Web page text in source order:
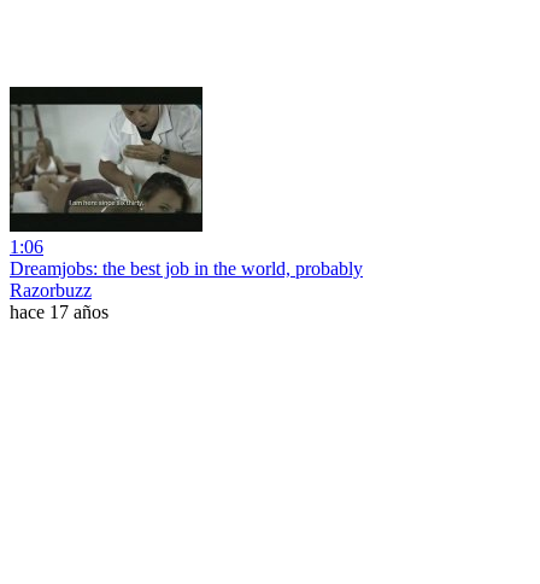
1:06
Dreamjobs: the best job in the world, probably
Razorbuzz
hace 17 años